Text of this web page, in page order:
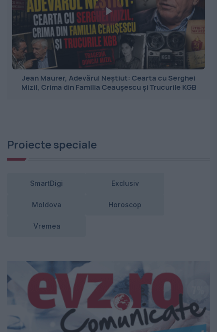
Jean Maurer, Adevărul Neștiut: Cearta cu Serghei
Mizil, Crima din Familia Ceaușescu și Trucurile KGB
Proiecte speciale
SmartDigi Exclusiv
Moldova Horoscop
Vremea